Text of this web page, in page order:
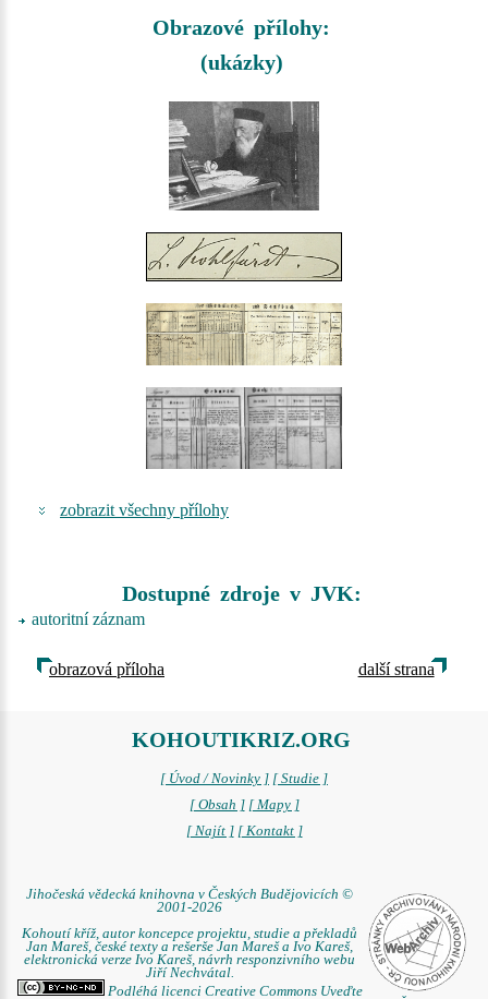
Obrazové přílohy:
(ukázky)
zobrazit všechny přílohy
Dostupné zdroje v JVK:
autoritní záznam
obrazová příloha další strana
KOHOUTIKRIZ.ORG
[ Úvod / Novinky ] [ Studie ]
[ Obsah ] [ Mapy ]
[ Najít ] [ Kontakt ]
Jihočeská vědecká knihovna v Českých Budějovicích ©
2001-2026
Kohoutí kříž, autor koncepce projektu, studie a překladů
Jan Mareš, české texty a rešerše Jan Mareš a Ivo Kareš,
elektronická verze Ivo Kareš, návrh responzivního webu
Jiří Nechvátal.
Podléhá licenci Creative Commons Uveďte